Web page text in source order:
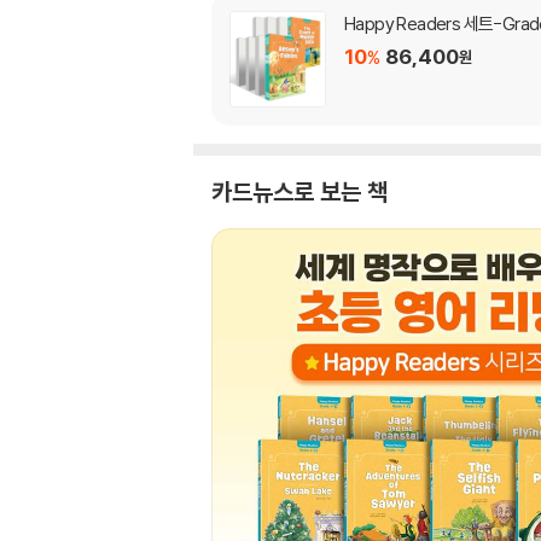
Happy Readers 세트-
10% 86,400원
카드뉴스로 보는 책